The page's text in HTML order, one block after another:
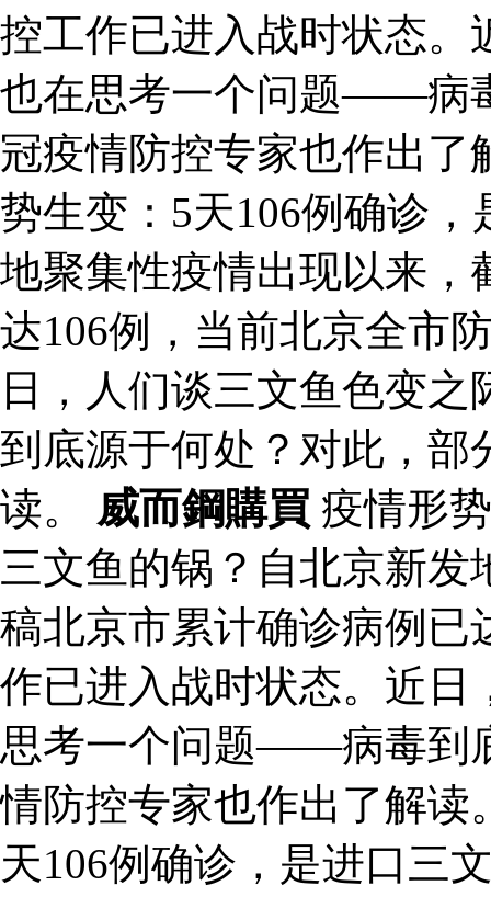
控工作已进入战时状态。
也在思考一个问题——病
冠疫情防控专家也作出了
势生变：5天106例确诊
地聚集性疫情出现以来，
达106例，当前北京全市
日，人们谈三文鱼色变
到底源于何处？对此，部
读。 威而鋼購買 疫情形
三文鱼的锅？自北京新
稿北京市累计确诊病例已
作已进入战时状态。近日
思考一个问题——病毒到
情防控专家也作出了解读
天106例确诊，是进口三